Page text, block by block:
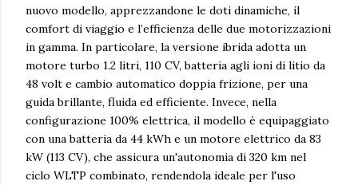
nuovo modello, apprezzandone le doti dinamiche, il
comfort di viaggio e l’efficienza delle due motorizzazioni
in gamma. In particolare, la versione ibrida adotta un
motore turbo 1.2 litri, 110 CV, batteria agli ioni di litio da
48 volt e cambio automatico doppia frizione, per una
guida brillante, fluida ed efficiente. Invece, nella
configurazione 100% elettrica, il modello è equipaggiato
con una batteria da 44 kWh e un motore elettrico da 83
kW (113 CV), che assicura un'autonomia di 320 km nel
ciclo WLTP combinato, rendendola ideale per l'uso